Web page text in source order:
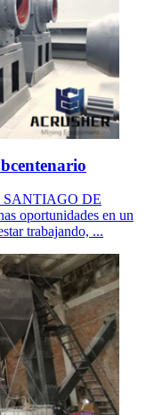
SANTIAGO DE
oportunidades en un
trabajando, ...